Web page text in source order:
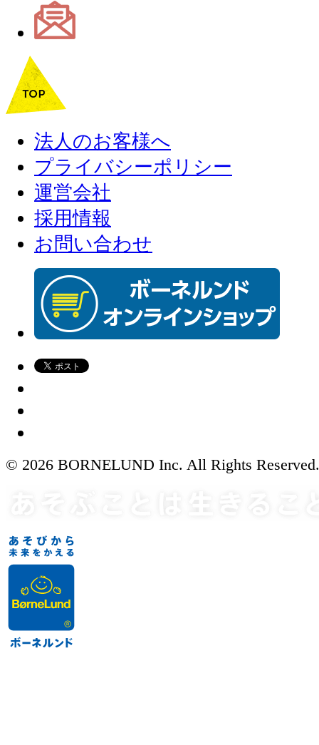
法人のお客様へ
プライバシーポリシー
運営会社
採用情報
お問い合わせ
© 2026 BORNELUND Inc. All Rights Reserved.